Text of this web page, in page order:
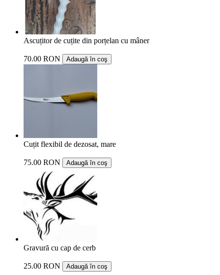
Ascuțitor de cuțite din porțelan cu mâner
70.00 RON Adaugă în coş
Cuțit flexibil de dezosat, mare
75.00 RON Adaugă în coş
Gravură cu cap de cerb
25.00 RON Adaugă în coş